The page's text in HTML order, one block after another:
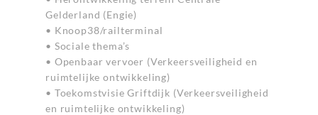
Gelderland (Engie)
• Knoop38/railterminal
• Sociale thema’s
• Openbaar vervoer (Verkeersveiligheid en
ruimtelijke ontwikkeling)
• Toekomstvisie Griftdijk (Verkeersveiligheid
en ruimtelijke ontwikkeling)